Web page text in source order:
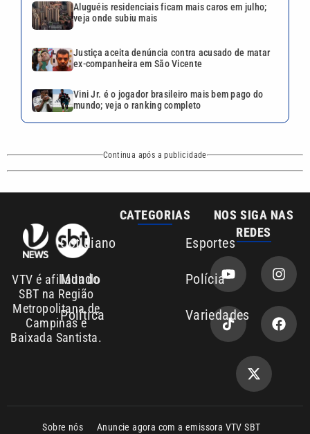
Aluguéis residenciais ficam mais caros em julho;
veja onde subiu mais
Justiça aceita denúncia contra acusado de matar
ex-companheira em São Vicente
Vini Jr. é o jogador brasileiro mais bem pago do
mundo; veja o ranking completo
Continua após a publicidade
VTV é afiliada do
SBT na Região
Metropolitana de
Campinas e
Baixada Santista.
CATEGORIAS
Cotidiano Esportes
Mundo Polícia
Política Variedades
NOS SIGA NAS
REDES
Sobre nós Anuncie agora com a emissora VTV SBT